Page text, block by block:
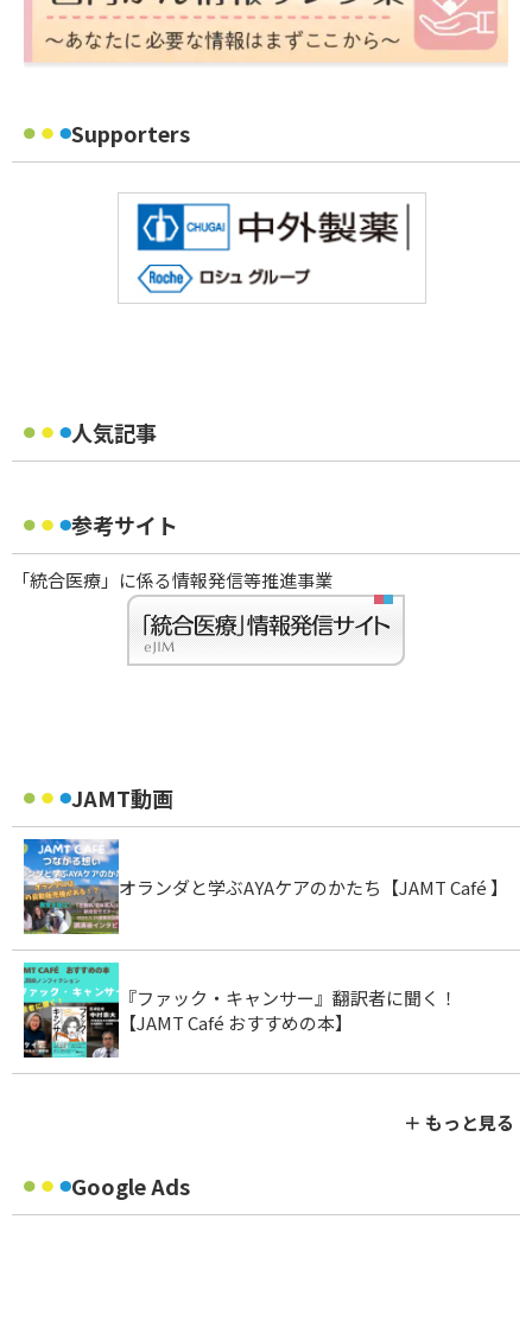
Supporters
人気記事
参考サイト
「統合医療」に係る情報発信等推進事業
JAMT動画
オランダと学ぶAYAケアのかたち【JAMT Café 】
『ファック・キャンサー』翻訳者に聞く！
【JAMT Café おすすめの本】
＋ もっと見る
Google Ads